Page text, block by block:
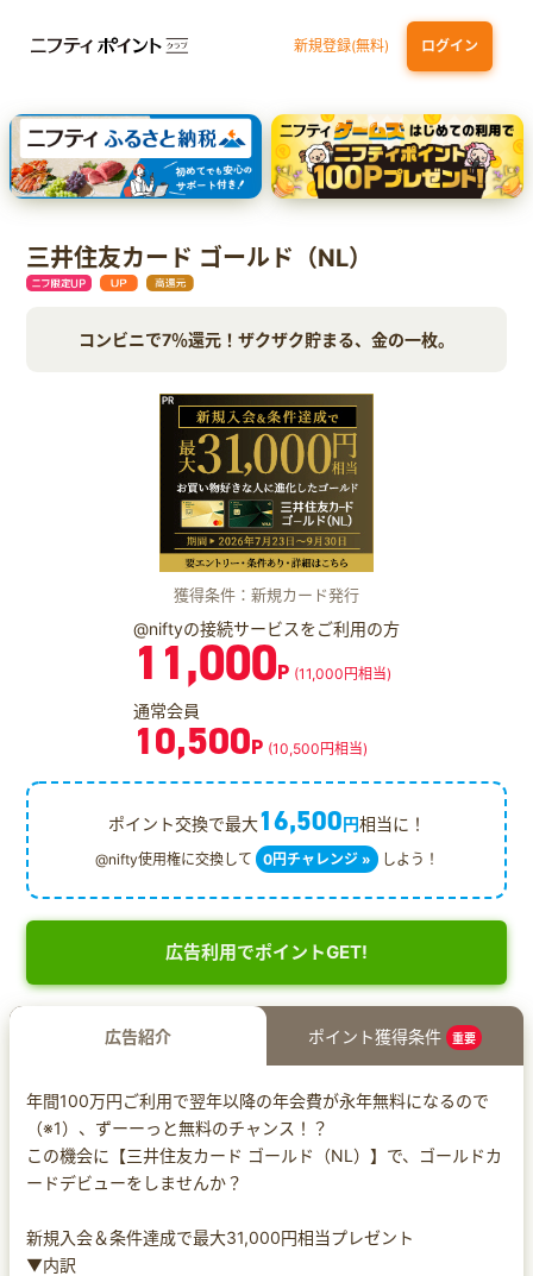
新規登録(無料) ログイン
dカード GOLD 三井住友カード ゴールド（NL）（家族カード発行）
【実質初月無料】DMM | Disney+(ディズニープラス) セットプラン
SBI証券 確定拠出年金（iDeCo）
三井住友カード ゴールド（NL）
コンビニで7％還元！ザクザク貯まる、金の一枚。
獲得条件：新規カード発行
@niftyの接続サービスをご利用の方
11,000P (11,000円相当)
通常会員
10,500P (10,500円相当)
ポイント交換で最大16,500円相当に！
@nifty使用権に交換して 0円チャレンジ » しよう！
広告利用でポイントGET!
広告紹介 ポイント獲得条件 重要
年間100万円ご利用で翌年以降の年会費が永年無料になるので
（※1）、ずーーっと無料のチャンス！？
この機会に【三井住友カード ゴールド（NL）】で、ゴールドカ
ードデビューをしませんか？
新規入会＆条件達成で最大31,000円相当プレゼント
▼内訳